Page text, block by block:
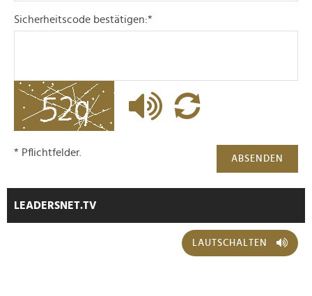
Sicherheitscode bestätigen:*
ABSENDEN
* Pflichtfelder.
LEADERSNET.TV
LAUTSCHALTEN